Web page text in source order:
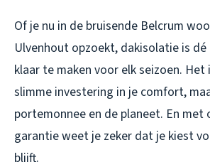
Of je nu in de bruisende Belcrum
Ulvenhout opzoekt, dakisolatie is dé
klaar te maken voor elk seizoen. Het
slimme investering in je comfort,
portemonnee en de planeet. En met
garantie weet je zeker dat je kiest
blijft.